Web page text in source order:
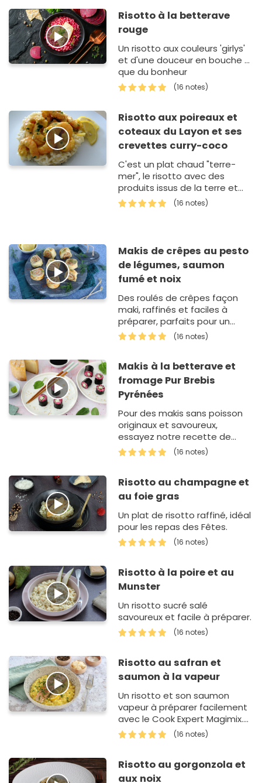
Risotto à la betterave
rouge
Un risotto aux couleurs 'girlys'
et d'une douceur en bouche ...
que du bonheur
(16 notes)
Risotto aux poireaux et
coteaux du Layon et ses
crevettes curry-coco
C'est un plat chaud "terre-
mer", le risotto avec des
produits issus de la terre et
des vignes puis des crevettes
et leurs connotations créoles.
(16 notes)
Makis de crêpes au pesto
de légumes, saumon
fumé et noix
Des roulés de crêpes façon
maki, raffinés et faciles à
préparer, parfaits pour un
apéro dînatoire.(16 notes)
Makis à la betterave et
fromage Pur Brebis
Pyrénées
Pour des makis sans poisson
originaux et savoureux,
essayez notre recette de
makis au Pur Brebis Pyrénées.
Et pour un brin de gaieté, le riz
(16 notes)
Risotto au champagne et
au foie gras
Un plat de risotto raffiné, idéal
pour les repas des Fêtes.
(16 notes)
Risotto à la poire et au
Munster
Un risotto sucré salé
savoureux et facile à préparer.
(16 notes)
Risotto au safran et
saumon à la vapeur
Un risotto et son saumon
vapeur à préparer facilement
avec le Cook Expert Magimix.
Un plat complet plein de
saveurs !
(16 notes)
Risotto au gorgonzola et
aux noix